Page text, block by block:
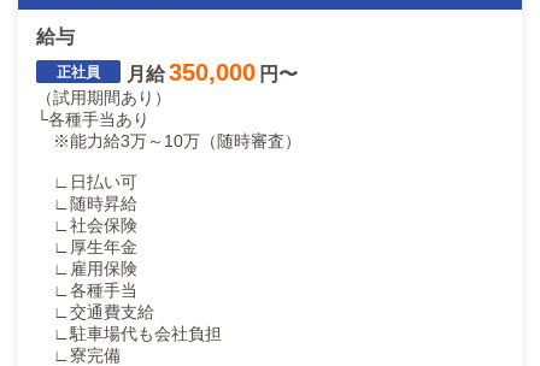
給与
月給350,000 円〜
（試用期間あり）
└各種手当あり
※能力給3万～10万（随時審査）
∟日払い可
∟随時昇給
∟社会保険
∟厚生年金
∟雇用保険
∟各種手当
∟交通費支給
∟駐車場代も会社負担
∟寮完備